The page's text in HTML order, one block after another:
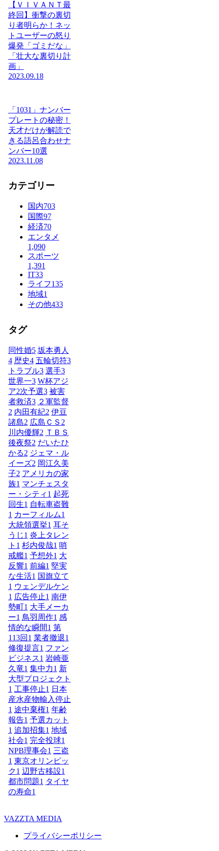
【ＶＩＶＡＮＴ最
終回】衝撃の裏切
り者明らか！ネッ
トユーザーの怒り
爆発「ゴミだな」
「壮大な裏切り計
画」
2023.09.18
「1031」ナンバー
プレートの秘密！
天才だけが解読で
きる語呂合わせナ
ンバー10選
2023.11.08
カテゴリー
国内703
国際97
経済70
エンタメ
1,090
スポーツ
1,391
IT33
ライフ135
地域1
その他433
タグ
同性婚5 坂本勇人
4 歴史4 五輪切符3
トラブル3 選手3
世界一3 W杯アジ
ア2次予選3 被害
者救済3 ２軍監督
2 内田有紀2 伊豆
諸島2 広島ＣＳ 2
川内優輝2 ＴＢＳ
後夜祭2 だいたひ
かる2 ジェマ・ル
イーズ2 岡江久美
子2 アメリカの家
族1 マンチェスタ
ー・シティ 1 起死
回生1 自転車盗難
1 カーフィルム1
大統領選挙1 耳そ
うじ1 炎上タレン
ト 1 杉内俊哉1 哨
戒艦1 予想外1 大
反響1 前編1 堅実
な生活1 国旗立て
1 ウェンデルケン
1 広告停止1 南伊
勢町1 大手メーカ
ー1 鳥羽周作1 感
情的な瞬間1 第
113回 1 業者撤退1
修復提言1 ファン
ビジネス1 岩崎亜
久竜1 集中力1 新
大型プロジェクト
1 工事停止1 日本
産水産物輸入停止
1 途中棄権1 年齢
報告1 予選カット
1 追加招集1 地域
社会1 完全投球1
NPB理事会1 三盗
1 東京オリンピッ
ク1 辺野古移設1
都市問題1 タイヤ
の寿命1
VAZZTA MEDIA
プライバシーポリシー